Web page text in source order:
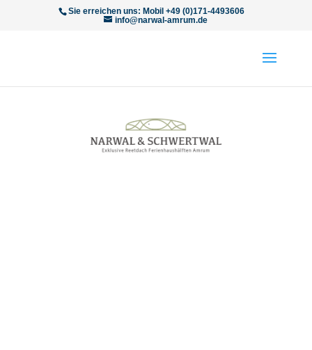
Sie erreichen uns: Mobil +49 (0)171-4493606
info@narwal-amrum.de